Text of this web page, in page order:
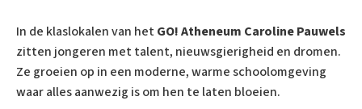
In de klaslokalen van het GO! Atheneum Caroline Pauwels
zitten jongeren met talent, nieuwsgierigheid en dromen.
Ze groeien op in een moderne, warme schoolomgeving
waar alles aanwezig is om hen te laten bloeien.